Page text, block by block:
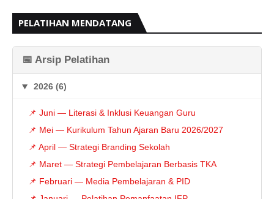
PELATIHAN MENDATANG
📅 Arsip Pelatihan
2026 (6)
📌 Juni — Literasi & Inklusi Keuangan Guru
📌 Mei — Kurikulum Tahun Ajaran Baru 2026/2027
📌 April — Strategi Branding Sekolah
📌 Maret — Strategi Pembelajaran Berbasis TKA
📌 Februari — Media Pembelajaran & PID